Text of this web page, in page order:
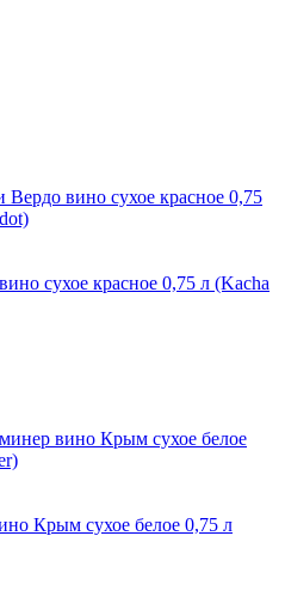
сухое красное 0,75 л (Kacha
Крым сухое белое 0,75 л